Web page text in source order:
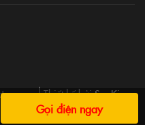
Thiết kế bởiSaoKim
Gọi điện ngay